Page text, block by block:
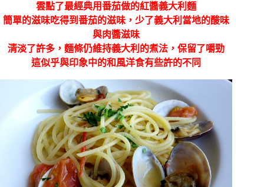
雲點了最經典用番茄做的紅醬義大利麵
簡單的滋味吃得到番茄的滋味，少了義大利當地的酸味
與肉醬滋味
清淡了許多，麵條仍維持義大利的煮法，保留了嚼勁
這似乎與印象中的和風洋食有些許的不同